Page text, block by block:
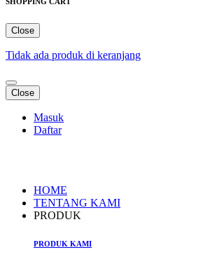
Close
Tidak ada produk di keranjang
Close
Masuk
Daftar
HOME
TENTANG KAMI
PRODUK
PRODUK KAMI